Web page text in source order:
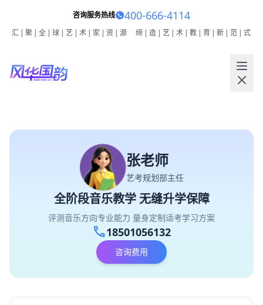
咨询服务热线 400-666-4114
汇|聚|全|球|艺|术|家|资|源 缔|造|艺|术|教|育|新|范|式
张老师
艺考规划部主任
全阶段音乐教学 无缝升学保障
评测音乐方向专业能力 量身定制适考学习方案
call18501056132
咨询费用